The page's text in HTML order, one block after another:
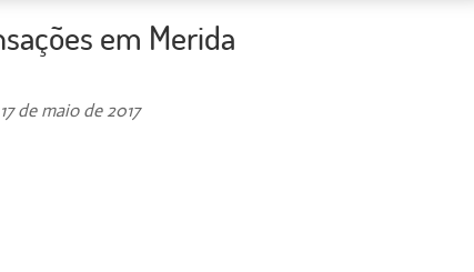
em Merida
de maio de 2017